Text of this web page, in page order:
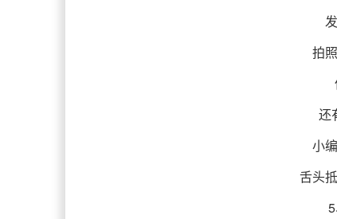
拍
还
小
舌头